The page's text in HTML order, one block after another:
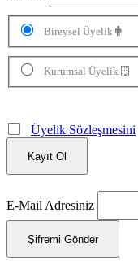
Bireysel Üyelik
Kurumsal Üyelik
Üyelik Sözleşmesini
Kayıt Ol
E-Mail Adresiniz
Şifremi Gönder